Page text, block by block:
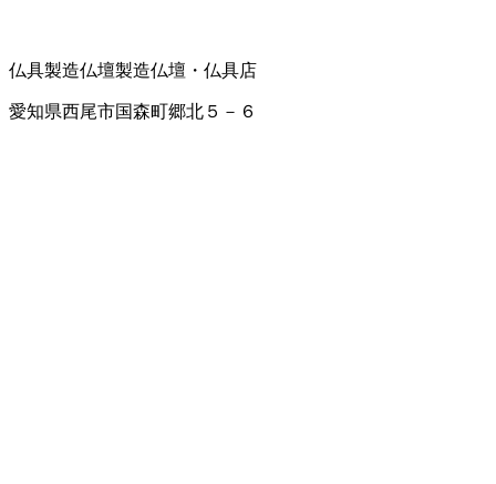
仏具製造仏壇製造仏壇・仏具店
愛知県西尾市国森町郷北５－６